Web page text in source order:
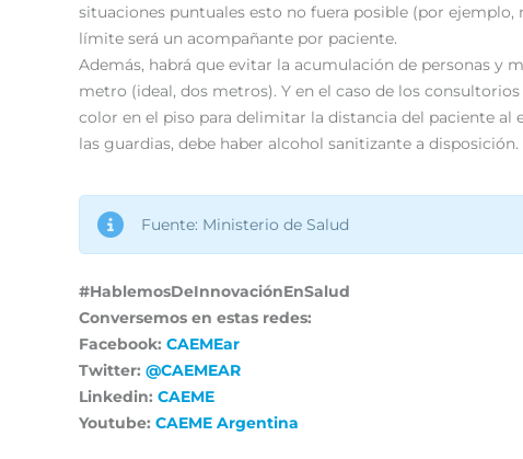
situaciones puntuales esto no fuera posible (por
límite será un acompañante por paciente.
Además, habrá que evitar la acumulación de personas
metro (ideal, dos metros). Y en el caso de los
color en el piso para delimitar la distancia del paciente al
las guardias, debe haber alcohol sanitizante a disposición.
Fuente: Ministerio de Salud
#HablemosDeInnovaciónEnSalud
Conversemos en estas redes:
Facebook: CAEMEar
Twitter: @CAEMEAR
Linkedin: CAEME
Youtube: CAEME Argentina